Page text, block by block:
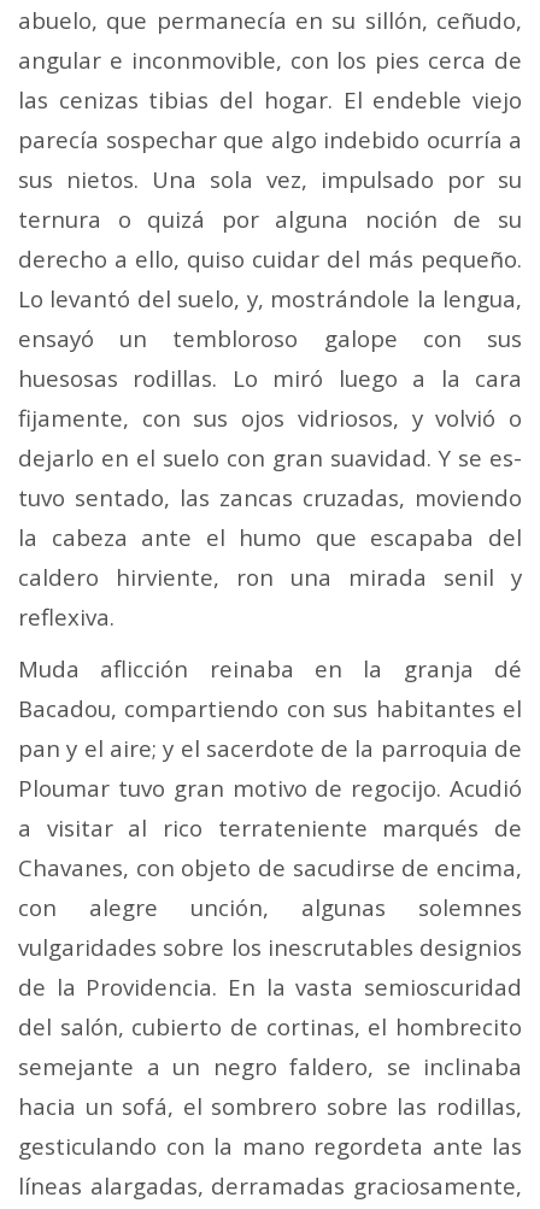
abuelo, que per­manecía en su sillón, ceñudo,
angular e inconmovible, con los pies cerca de
las cenizas tibias del hogar. El endeble viejo
parecía sospechar que algo indebido ocurría a
sus nietos. Una sola vez, impulsado por su
ternura o quizá por alguna noción de su
derecho a ello, quiso cuidar del más pequeño.
Lo levantó del suelo, y, mostrándole la lengua,
ensayó un tembloroso galope con sus
huesosas rodillas. Lo miró luego a la cara
fijamente, con sus ojos vidriosos, y volvió o
dejarlo en el suelo con gran suavidad. Y se es­
tuvo sentado, las zancas cruzadas, moviendo
la cabeza ante el humo que escapaba del
caldero hirviente, ron una mi­rada senil y
reflexiva.
Muda aflicción reinaba en la granja dé
Bacadou, com­partiendo con sus habitantes el
pan y el aire; y el sacer­dote de la parroquia de
Ploumar tuvo gran motivo de re­gocijo. Acudió
a visitar al rico terrateniente marqués de
Chavanes, con objeto de sacudirse de encima,
con alegre unción, algunas solemnes
vulgaridades sobre los inescru­tables designios
de la Providencia. En la vasta semioscuridad
del salón, cubierto de cortinas, el hombrecito
seme­jante a un negro faldero, se inclinaba
hacia un sofá, el sombrero sobre las rodillas,
gesticulando con la mano regordeta ante las
líneas alargadas, derramadas graciosa­mente,